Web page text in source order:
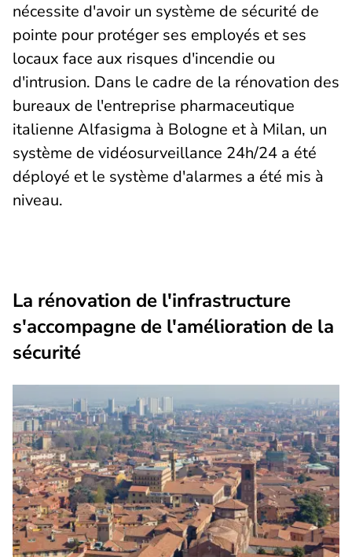
nécessite d'avoir un système de sécurité de
pointe pour protéger ses employés et ses
locaux face aux risques d'incendie ou
d'intrusion. Dans le cadre de la rénovation des
bureaux de l'entreprise pharmaceutique
italienne Alfasigma à Bologne et à Milan, un
système de vidéosurveillance 24h/24 a été
déployé et le système d'alarmes a été mis à
niveau.
La rénovation de l'infrastructure
s'accompagne de l'amélioration de la
sécurité